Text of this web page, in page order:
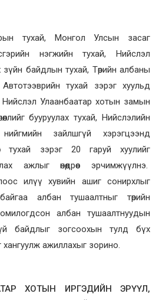
тухай, Монгол Улсын засаг
нэгжийн тухай, Нийслэл
байдлын тухай, Төрийн албаны
Автотээврийн тухай зэрэг хуульд
Нийслэл Улаанбаатар хотын замын
бууруулах тухай, Нийслэлийн
зайлшгүй хэрэгцээнд
тухай зэрэг 20 гаруй хуулийг
ажлыг өнөөдрөөс эрчимжүүлнэ.
илүү хувийн ашиг сонирхлыг
албан тушаалтныг төрийн
томилогдсон албан тушаалтнуудын
байдлыг зогсоохын тулд бүх
ажиллахыг зорино.
ХОТЫН ИРГЭДИЙН ЭРҮҮЛ,